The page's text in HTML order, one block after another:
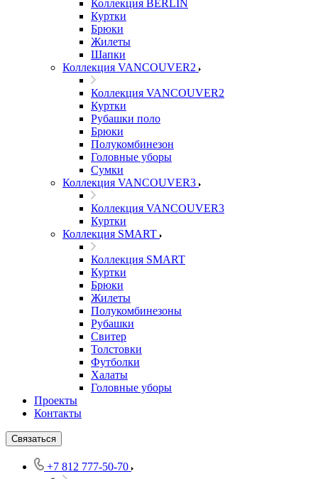
Коллекция BERLIN
Куртки
Брюки
Жилеты
Шапки
Коллекция VANCOUVER2
Коллекция VANCOUVER2
Куртки
Рубашки поло
Брюки
Полукомбинезон
Головные уборы
Сумки
Коллекция VANCOUVER3
Коллекция VANCOUVER3
Куртки
Коллекция SMART
Коллекция SMART
Куртки
Брюки
Жилеты
Полукомбинезоны
Рубашки
Свитер
Толстовки
Футболки
Халаты
Головные уборы
Проекты
Контакты
Связаться
+7 812 777-50-70